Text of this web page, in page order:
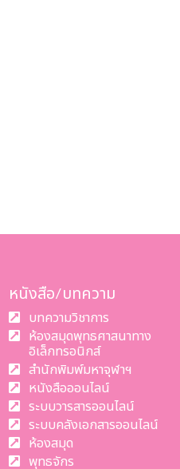
หนังสือ/บทความ
บทความวิชาการ
ห้องสมุดพุทธศาสนาทาง
อิเล็กทรอนิกส์
สำนักพิมพ์มหาจุฬาฯ
หนังสือออนไลน์
ระบบวารสารออนไลน์
ระบบคลังเอกสารออนไลน์
ห้องสมุด
พุทธจักร